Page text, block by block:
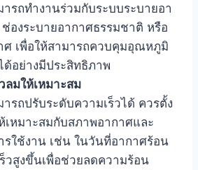
รถทำงานร่วมกับระบบระบายอา
องระบายอากาศธรรมชาติ หรือ
เพื่อให้สามารถควบคุมอุณหภูมิ
อย่างมีประสิทธิภาพ
ลมให้เหมาะสม
รถปรับระดับความเร็วได้ ควรตั้ง
เหมาะสมกับสภาพอากาศและ
ใช้งาน เช่น ในวันที่อากาศร้อน
วสูงขึ้นเพื่อช่วยลดความร้อน